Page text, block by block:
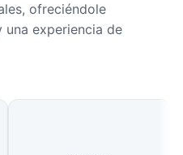
ofreciéndole
experiencia de
en Santa